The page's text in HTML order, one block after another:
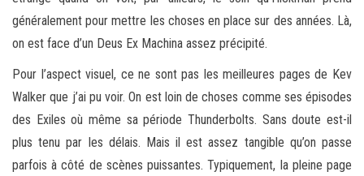
généralement pour mettre les choses en place sur des années. Là,
on est face d’un Deus Ex Machina assez précipité.
Pour l’aspect visuel, ce ne sont pas les meilleures pages de Kev
Walker que j’ai pu voir. On est loin de choses comme ses épisodes
des Exiles où même sa période Thunderbolts. Sans doute est-il
plus tenu par les délais. Mais il est assez tangible qu’on passe
parfois à côté de scènes puissantes. Typiquement, la pleine page